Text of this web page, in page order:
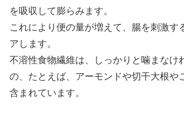
を吸収して膨らみます。
これにより便の量が増えて、腸を刺激す
アします。
不溶性食物繊維は、しっかりと噛まなけ
の、たとえば、アーモンドや切干大根や
含まれています。